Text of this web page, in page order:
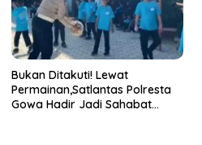
Bukan Ditakuti! Lewat
Permainan,Satlantas Polresta
Gowa Hadir Jadi Sahabat